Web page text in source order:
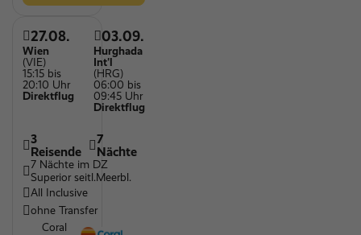
27.08.
Wien
(VIE)
15:15 bis
20:10 Uhr
Direktflug
03.09.
Hurghada
Int'l
(HRG)
06:00 bis
09:45 Uhr
Direktflug
3
Reisende
7
Nächte
7 Nächte im DZ
Superior seitl.Meerbl.
All Inclusive
ohne Transfer
Coral